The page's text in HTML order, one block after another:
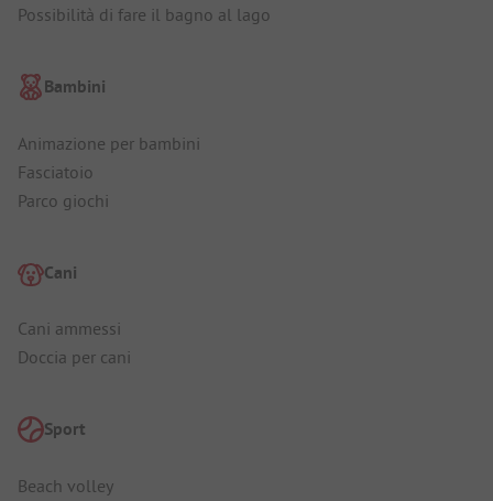
Possibilità di fare il bagno al lago
Bambini
Animazione per bambini
Fasciatoio
Parco giochi
Cani
Cani ammessi
Doccia per cani
Sport
Beach volley